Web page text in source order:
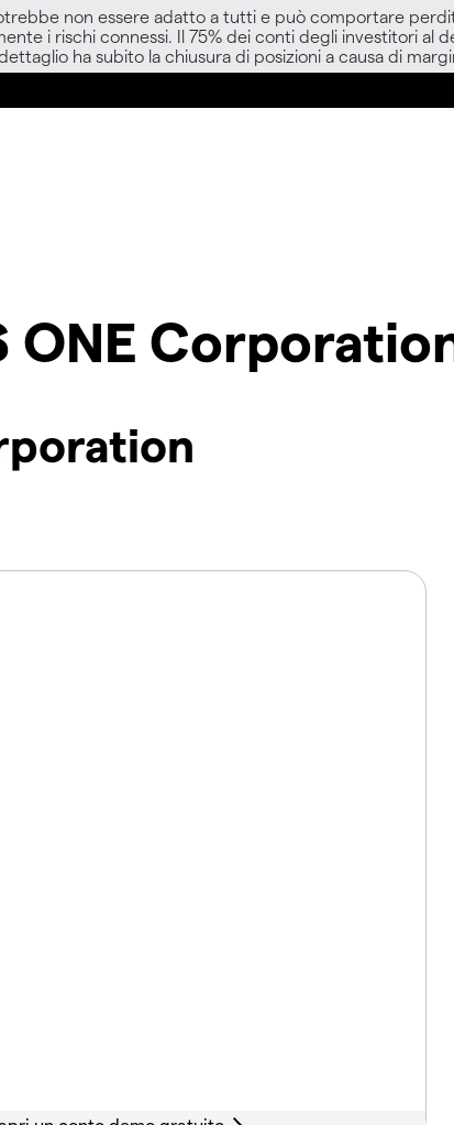
non essere adatto a tutti e può comportare
i rischi connessi. Il 75% dei conti degli investitori
ha subito la chiusura di posizioni a causa di
ONE